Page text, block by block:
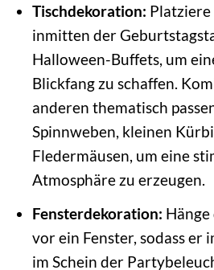
Tischdekoration: Platziere
inmitten der
Halloween-Buffets, um
Blickfang zu schaffen.
anderen thematisch
Spinnweben, kleinen
Fledermäusen, um eine
Atmosphäre zu erzeugen.
Fensterdekoration:
vor ein Fenster, sodass er
im Schein der